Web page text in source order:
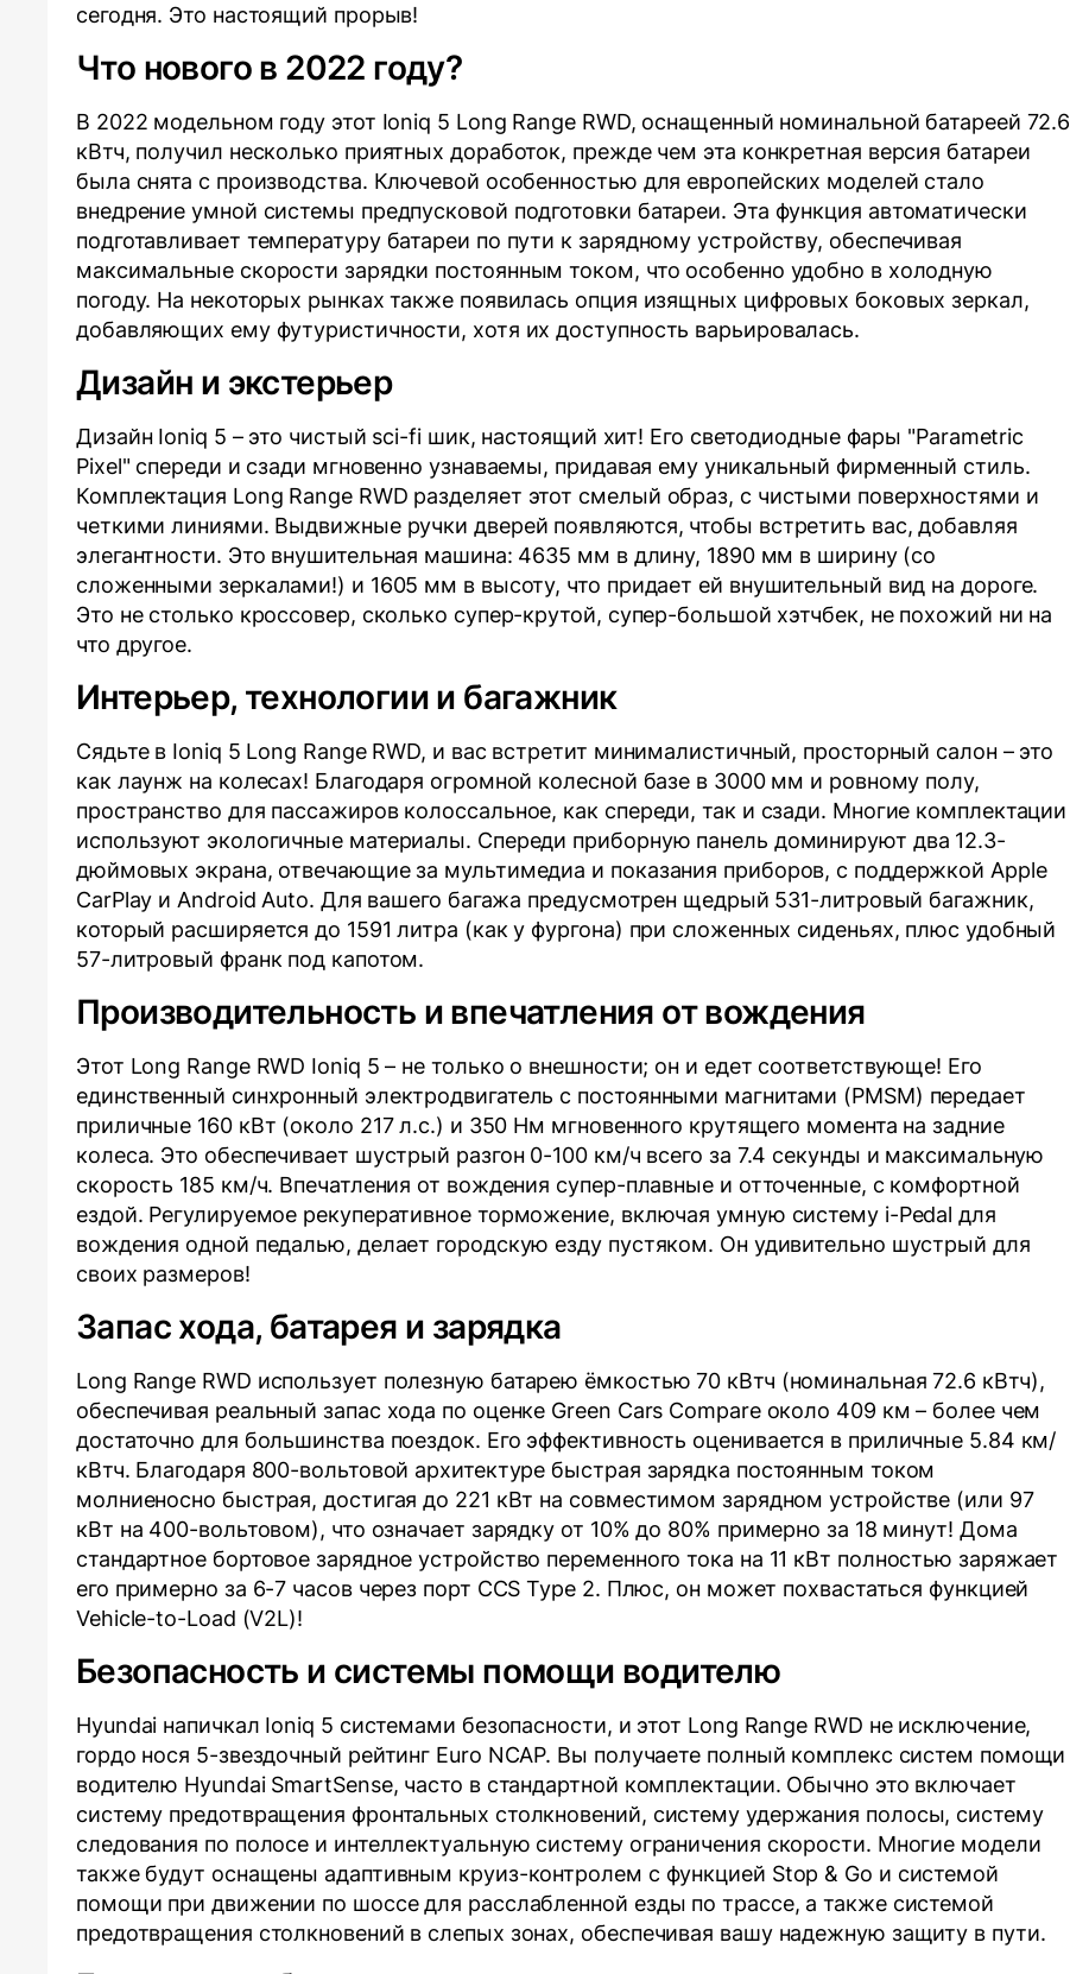
сегодня. Это настоящий прорыв!
Что нового в 2022 году?
В 2022 модельном году этот Ioniq 5 Long Range RWD, оснащенный номинальной батареей 72.6
кВтч, получил несколько приятных доработок, прежде чем эта конкретная версия батареи
была снята с производства. Ключевой особенностью для европейских моделей стало
внедрение умной системы предпусковой подготовки батареи. Эта функция автоматически
подготавливает температуру батареи по пути к зарядному устройству, обеспечивая
максимальные скорости зарядки постоянным током, что особенно удобно в холодную
погоду. На некоторых рынках также появилась опция изящных цифровых боковых зеркал,
добавляющих ему футуристичности, хотя их доступность варьировалась.
Дизайн и экстерьер
Дизайн Ioniq 5 – это чистый sci-fi шик, настоящий хит! Его светодиодные фары "Parametric
Pixel" спереди и сзади мгновенно узнаваемы, придавая ему уникальный фирменный стиль.
Комплектация Long Range RWD разделяет этот смелый образ, с чистыми поверхностями и
четкими линиями. Выдвижные ручки дверей появляются, чтобы встретить вас, добавляя
элегантности. Это внушительная машина: 4635 мм в длину, 1890 мм в ширину (со
сложенными зеркалами!) и 1605 мм в высоту, что придает ей внушительный вид на дороге.
Это не столько кроссовер, сколько супер-крутой, супер-большой хэтчбек, не похожий ни на
что другое.
Интерьер, технологии и багажник
Сядьте в Ioniq 5 Long Range RWD, и вас встретит минималистичный, просторный салон – это
как лаунж на колесах! Благодаря огромной колесной базе в 3000 мм и ровному полу,
пространство для пассажиров колоссальное, как спереди, так и сзади. Многие комплектации
используют экологичные материалы. Спереди приборную панель доминируют два 12.3-
дюймовых экрана, отвечающие за мультимедиа и показания приборов, с поддержкой Apple
CarPlay и Android Auto. Для вашего багажа предусмотрен щедрый 531-литровый багажник,
который расширяется до 1591 литра (как у фургона) при сложенных сиденьях, плюс удобный
57-литровый франк под капотом.
Производительность и впечатления от вождения
Этот Long Range RWD Ioniq 5 – не только о внешности; он и едет соответствующе! Его
единственный синхронный электродвигатель с постоянными магнитами (PMSM) передает
приличные 160 кВт (около 217 л.с.) и 350 Нм мгновенного крутящего момента на задние
колеса. Это обеспечивает шустрый разгон 0-100 км/ч всего за 7.4 секунды и максимальную
скорость 185 км/ч. Впечатления от вождения супер-плавные и отточенные, с комфортной
ездой. Регулируемое рекуперативное торможение, включая умную систему i-Pedal для
вождения одной педалью, делает городскую езду пустяком. Он удивительно шустрый для
своих размеров!
Запас хода, батарея и зарядка
Long Range RWD использует полезную батарею ёмкостью 70 кВтч (номинальная 72.6 кВтч),
обеспечивая реальный запас хода по оценке Green Cars Compare около 409 км – более чем
достаточно для большинства поездок. Его эффективность оценивается в приличные 5.84 км/
кВтч. Благодаря 800-вольтовой архитектуре быстрая зарядка постоянным током
молниеносно быстрая, достигая до 221 кВт на совместимом зарядном устройстве (или 97
кВт на 400-вольтовом), что означает зарядку от 10% до 80% примерно за 18 минут! Дома
стандартное бортовое зарядное устройство переменного тока на 11 кВт полностью заряжает
его примерно за 6-7 часов через порт CCS Type 2. Плюс, он может похвастаться функцией
Vehicle-to-Load (V2L)!
Безопасность и системы помощи водителю
Hyundai напичкал Ioniq 5 системами безопасности, и этот Long Range RWD не исключение,
гордо нося 5-звездочный рейтинг Euro NCAP. Вы получаете полный комплекс систем помощи
водителю Hyundai SmartSense, часто в стандартной комплектации. Обычно это включает
систему предотвращения фронтальных столкновений, систему удержания полосы, систему
следования по полосе и интеллектуальную систему ограничения скорости. Многие модели
также будут оснащены адаптивным круиз-контролем с функцией Stop & Go и системой
помощи при движении по шоссе для расслабленной езды по трассе, а также системой
предотвращения столкновений в слепых зонах, обеспечивая вашу надежную защиту в пути.